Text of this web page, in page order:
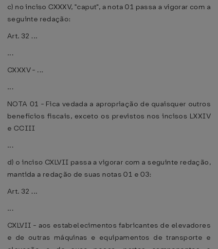
c) no inciso CXXXV, "caput", a nota 01 passa a vigorar com a
seguinte redação:
Art. 32 ...
...
CXXXV - ...
...
NOTA 01 - Fica vedada a apropriação de quaisquer outros
benefícios fiscais, exceto os previstos nos incisos LXXIV
e CCIII
...
d) o inciso CXLVII passa a vigorar com a seguinte redação,
mantida a redação de suas notas 01 e 03:
Art. 32 ...
...
CXLVII - aos estabelecimentos fabricantes de elevadores
e de outras máquinas e equipamentos de transporte e